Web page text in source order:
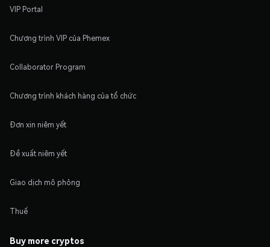
VIP Portal
Chương trình VIP của Phemex
Collaborator Program
Chương trình khách hàng của tổ chức
Đơn xin niêm yết
Đề xuất niêm yết
Giao dịch mô phỏng
Thuế
Buy more cryptos